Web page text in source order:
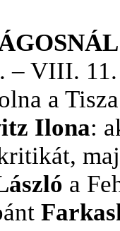
– VIII. 11.
a
Ilona:
a